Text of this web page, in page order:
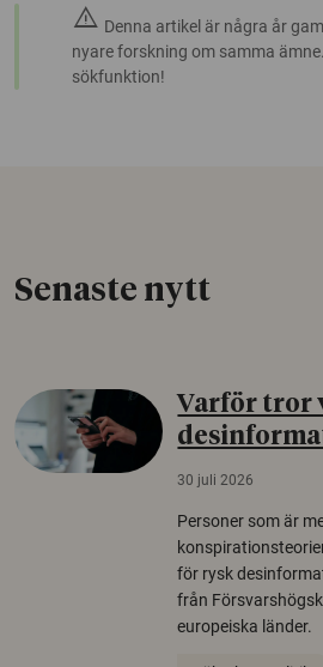
warning Denna artikel är några år
nyare forskning om samma
sökfunktion!
Senaste nytt
Varför tror
30 juli 2026
Personer som är
för rysk
från
europeiska länder.